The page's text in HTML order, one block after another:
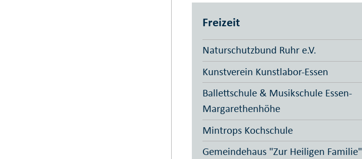
Freizeit
Naturschutzbund Ruhr e.V.
Kunstverein Kunstlabor-Essen
Ballettschule & Musikschule Essen-
Margarethenhöhe
Mintrops Kochschule
Gemeindehaus "Zur Heiligen Familie"